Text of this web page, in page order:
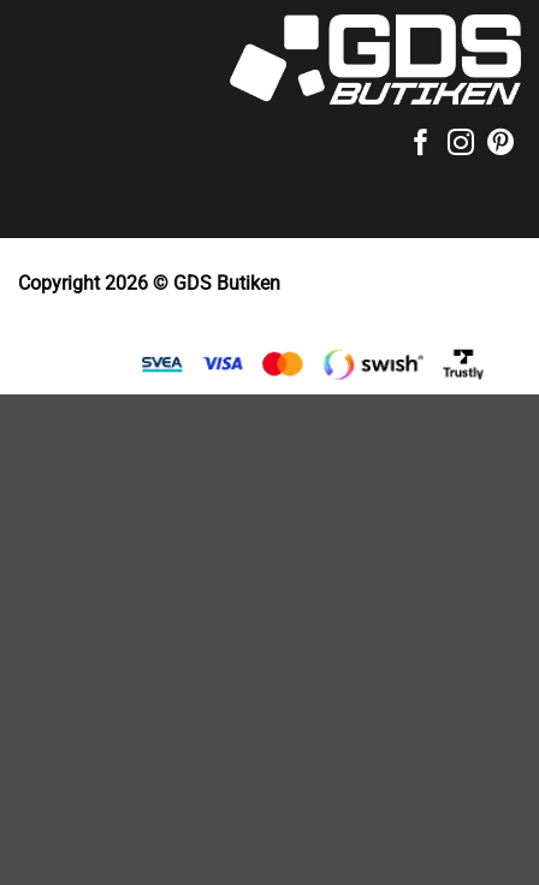
Copyright 2026 © GDS Butiken